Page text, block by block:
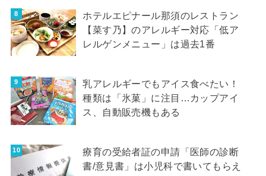
ホテルエピナール那須のレストラン
【菜す乃】のアレルギー対応「低ア
レルゲンメニュー」は過去1番
乳アレルギーでもアイス食べたい！
種類は「氷菓」に注目…カップアイ
ス、自動販売機もある
療育の受給者証の申請「医師の診断
書/意見書」は小児科で書いてもらえ